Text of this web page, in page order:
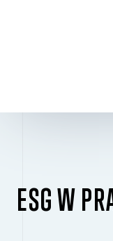
ESG W